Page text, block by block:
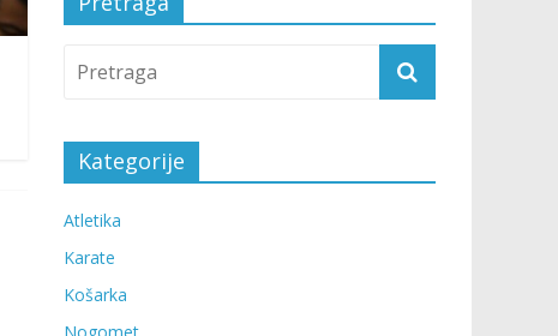
Kategorije
Atletika
Karate
Košarka